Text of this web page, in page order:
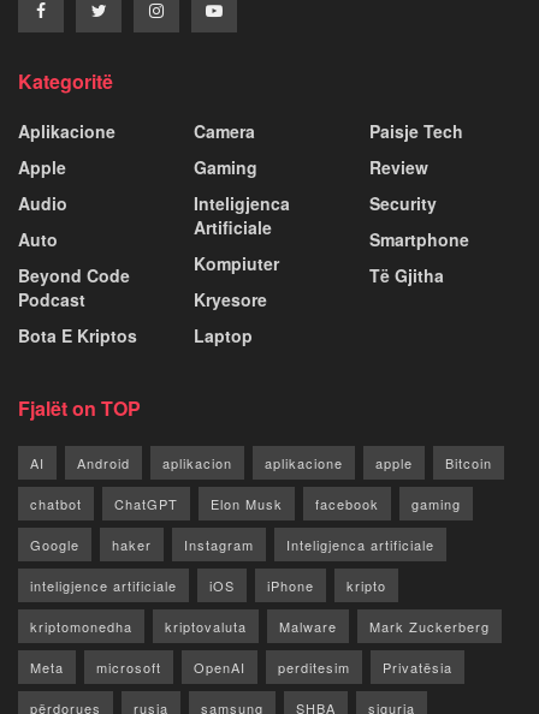
Kategoritë
Aplikacione
Apple
Audio
Auto
Beyond Code
Podcast
Bota E Kriptos
Camera
Gaming
Inteligjenca
Artificiale
Kompiuter
Kryesore
Laptop
Paisje Tech
Review
Security
Smartphone
Të Gjitha
Fjalët on TOP
AI Android aplikacion aplikacione apple Bitcoin
chatbot ChatGPT Elon Musk facebook gaming
Google haker Instagram Inteligjenca artificiale
inteligjence artificiale iOS iPhone kripto
kriptomonedha kriptovaluta Malware Mark Zuckerberg
Meta microsoft OpenAI perditesim Privatësia
përdorues rusia samsung SHBA siguria